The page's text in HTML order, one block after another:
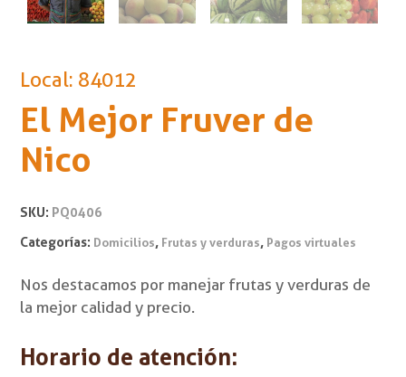
Local: 84012
El Mejor Fruver de
Nico
SKU: PQ0406
Categorías: Domicilios, Frutas y verduras, Pagos virtuales
Nos destacamos por manejar frutas y verduras de
la mejor calidad y precio.
Horario de atención: